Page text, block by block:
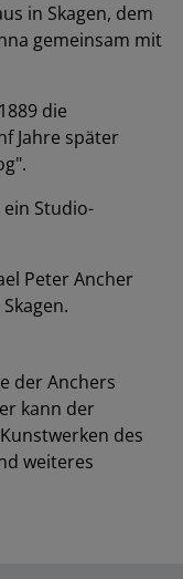
in Skagen, dem
gemeinsam mit
die
Jahre später
ein Studio-
Peter Ancher
der Anchers
kann der
des
weiteres